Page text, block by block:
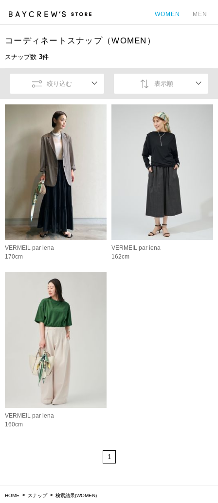
WOMEN MEN
コーディネートスナップ（WOMEN）
スナップ数 3件
絞り込む 表示順
VERMEIL par iena
170cm
VERMEIL par iena
162cm
VERMEIL par iena
160cm
1
HOME スナップ 検索結果(WOMEN)